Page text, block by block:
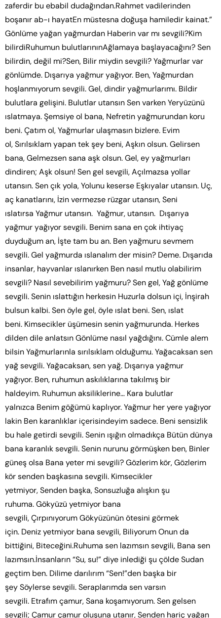
zaferdir bu ebabil dudağından.Rahmet vadilerinden
boşanır ab-ı hayatEn müstesna doğuşa hamiledir kainat.”
Gönlüme yağan yağmurdan Haberin var mı sevgili?Kim
bilirdiRuhumun bulutlarınınAğlamaya başlayacağını? Sen
bilirdin, değil mi?Sen, Bilir miydin sevgili? Yağmurlar var
gönlümde. Dışarıya yağmur yağıyor. Ben, Yağmurdan
hoşlanmıyorum sevgili. Gel, dindir yağmurlarımı. Bildir
bulutlara gelişini. Bulutlar utansın Sen varken Yeryüzünü
ıslatmaya. Şemsiye ol bana, Nefretin yağmurundan koru
beni. Çatım ol, Yağmurlar ulaşmasın bizlere. Evim
ol, Sırılsıklam yapan tek şey beni, Aşkın olsun. Gelirsen
bana, Gelmezsen sana aşk olsun. Gel, ey yağmurları
dindiren; Aşk olsun! Sen gel sevgili, Açılmazsa yollar
utansın. Sen çık yola, Yolunu keserse Eşkıyalar utansın. Uç,
aç kanatlarını, İzin vermezse rüzgar utansın, Seni
ıslatırsa Yağmur utansın. Yağmur, utansın. Dışarıya
yağmur yağıyor sevgili. Benim sana en çok ihtiyaç
duyduğum an, İşte tam bu an. Ben yağmuru sevmem
sevgili. Gel yağmurda ıslanalım der misin? Deme. Dışarıda
insanlar, hayvanlar ıslanırken Ben nasıl mutlu olabilirim
sevgili? Nasıl sevebilirim yağmuru? Sen gel, Yağ gönlüme
sevgili. Senin ıslattığın herkesin Huzurla dolsun içi, İnşirah
bulsun kalbi. Sen öyle gel, öyle ıslat beni. Sen, ıslat
beni. Kimsecikler üşümesin senin yağmurunda. Herkes
dilden dile anlatsın Gönlüme nasıl yağdığını. Cümle alem
bilsin Yağmurlarınla sırılsıklam olduğumu. Yağacaksan sen
yağ sevgili. Yağacaksan, sen yağ. Dışarıya yağmur
yağıyor. Ben, ruhumun askılıklarına takılmış bir
haldeyim. Ruhumun aksiliklerine… Kara bulutlar
yalnızca Benim göğümü kaplıyor. Yağmur her yere yağıyor
lakin Ben karanlıklar içerisindeyim sadece. Beni sensizlik
bu hale getirdi sevgili. Senin ışığın olmadıkça Bütün dünya
bana karanlık sevgili. Senin nurunu görmüşken ben, Binler
güneş olsa Bana yeter mi sevgili? Gözlerim kör, Gözlerim
kör senden başkasına sevgili. Kimsecikler
yetmiyor, Senden başka, Sonsuzluğa alışkın şu
ruhuma. Gökyüzü yetmiyor bana
sevgili, Çırpınıyorum Gökyüzünün ötesini görmek
için. Deniz yetmiyor bana sevgili, Biliyorum Onun da
bittiğini, Biteceğini.Ruhuma sen lazımsın sevgili, Bana sen
lazımsın.İnsanların “Su, su!” diye inlediği şu çölde Sudan
geçtim ben. Dilime darılırım “Sen!”den başka bir
şey Söylerse sevgili. Seraplarımda sen varsın
sevgili. Etrafım çamur, Sana koşamıyorum. Sen gelsen
sevgili; Çamur çamur oluşuna utanır, Senden hariç yağan